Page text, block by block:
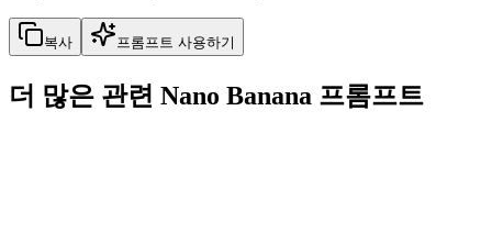
복사 프롬프트 사용하기
더 많은 관련 Nano Banana 프롬프트